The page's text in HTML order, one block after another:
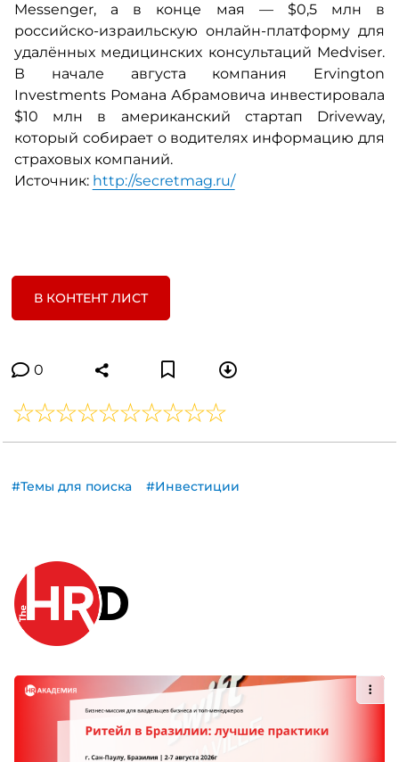
Messenger, а в конце мая — $0,5 млн в
российско-израильскую онлайн-платформу для
удалённых медицинских консультаций Medviser.
В начале августа компания Ervington
Investments Романа Абрамовича инвестировала
$10 млн в американский стартап Driveway,
который собирает о водителях информацию для
страховых компаний.
Источник: http://secretmag.ru/
В КОНТЕНТ ЛИСТ
0
#Темы для поиска #Инвестиции